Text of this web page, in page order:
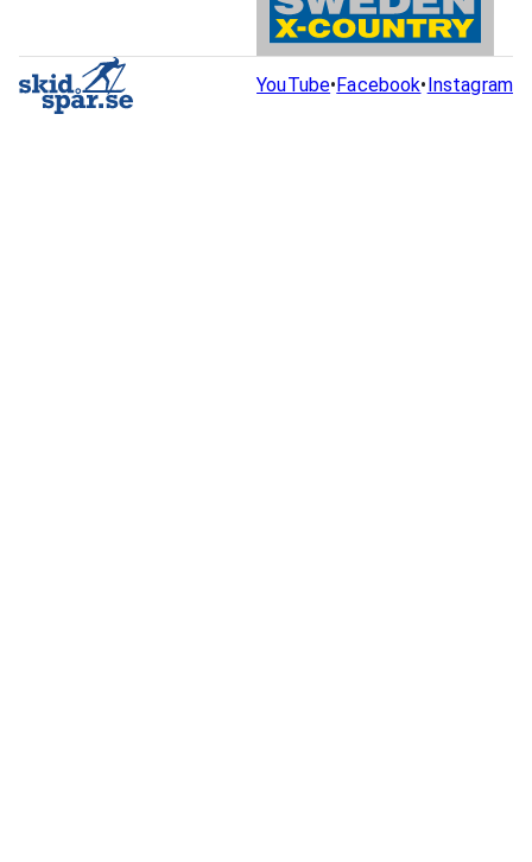
YouTube•Facebook•Instagram